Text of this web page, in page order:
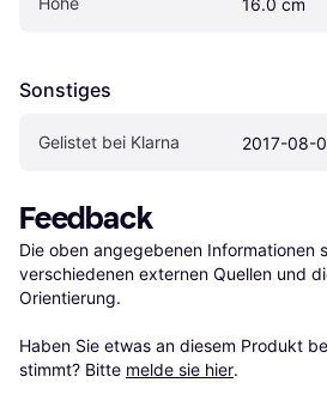
Sonstiges
Gelistet bei Klarna 2017-08-
Feedback
Die oben angegebenen Informationen
verschiedenen externen Quellen und
Orientierung.
Haben Sie etwas an diesem Produkt
stimmt? Bitte melde sie hier.